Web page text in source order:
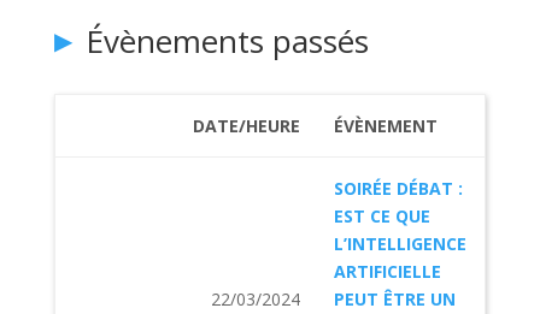
Évènements passés
DATE/HEURE ÉVÈNEMENT
22/03/2024
SOIRÉE DÉBAT :
EST CE QUE
L’INTELLIGENCE
ARTIFICIELLE
PEUT ÊTRE UN